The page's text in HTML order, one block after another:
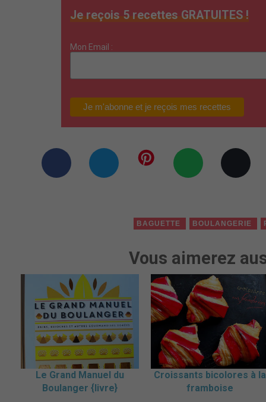
Je reçois 5 recettes GRATUITES !
Mon Email :
BAGUETTE BOULANGERIE
Vous aimerez
Le Grand Manuel du
Boulanger {livre}
Croissants bicolores à la
framboise